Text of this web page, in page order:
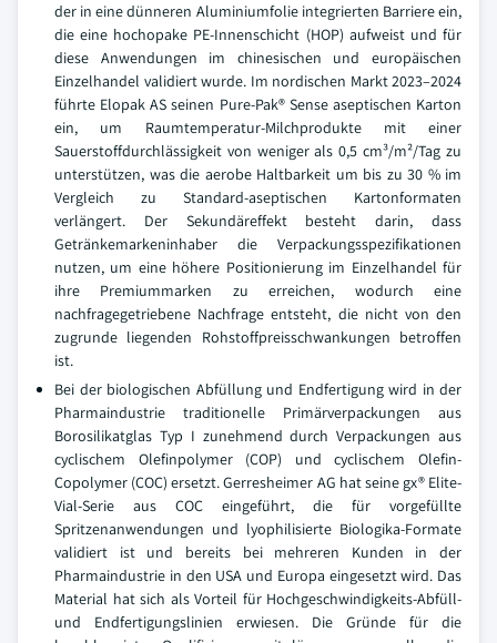
der in eine dünneren Aluminiumfolie integrierten Barriere ein,
die eine hochopake PE-Innenschicht (HOP) aufweist und für
diese Anwendungen im chinesischen und europäischen
Einzelhandel validiert wurde. Im nordischen Markt 2023–2024
führte Elopak AS seinen Pure-Pak® Sense aseptischen Karton
ein, um Raumtemperatur-Milchprodukte mit einer
Sauerstoffdurchlässigkeit von weniger als 0,5 cm³/m²/Tag zu
unterstützen, was die aerobe Haltbarkeit um bis zu 30 % im
Vergleich zu Standard-aseptischen Kartonformaten
verlängert. Der Sekundäreffekt besteht darin, dass
Getränkemarkeninhaber die Verpackungsspezifikationen
nutzen, um eine höhere Positionierung im Einzelhandel für
ihre Premiummarken zu erreichen, wodurch eine
nachfragegetriebene Nachfrage entsteht, die nicht von den
zugrunde liegenden Rohstoffpreisschwankungen betroffen
ist.
Bei der biologischen Abfüllung und Endfertigung wird in der
Pharmaindustrie traditionelle Primärverpackungen aus
Borosilikatglas Typ I zunehmend durch Verpackungen aus
cyclischem Olefinpolymer (COP) und cyclischem Olefin-
Copolymer (COC) ersetzt. Gerresheimer AG hat seine gx® Elite-
Vial-Serie aus COC eingeführt, die für vorgefüllte
Spritzenanwendungen und lyophilisierte Biologika-Formate
validiert ist und bereits bei mehreren Kunden in der
Pharmaindustrie in den USA und Europa eingesetzt wird. Das
Material hat sich als Vorteil für Hochgeschwindigkeits-Abfüll-
und Endfertigungslinien erwiesen. Die Gründe für die